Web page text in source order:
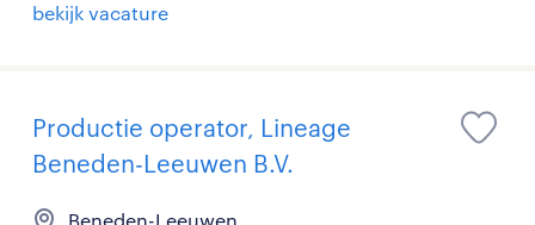
bekijk vacature
Productie operator, Lineage
Beneden-Leeuwen B.V.
Beneden-Leeuwen